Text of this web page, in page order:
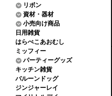
リボン
資材・器材
小売向け商品
日用雑貨
はらぺこあおむし
ミッフィー
パーティーグッズ
キッチン雑貨
バルーンドッグ
ジンジャーレイ